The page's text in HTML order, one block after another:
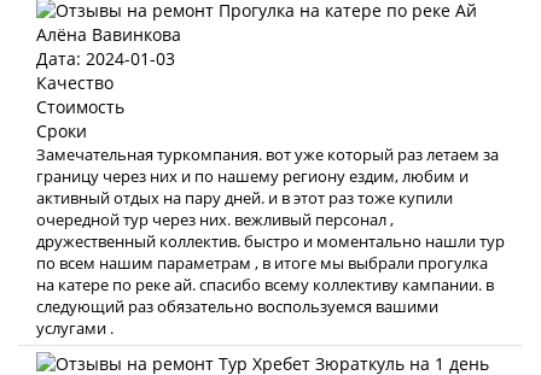
Алёна Вавинкова
Дата: 2024-01-03
Качество
Стоимость
Сроки
Замечательная туркомпания. вот уже который раз летаем за
границу через них и по нашему региону ездим, любим и
активный отдых на пару дней. и в этот раз тоже купили
очередной тур через них. вежливый персонал ,
дружественный коллектив. быстро и моментально нашли тур
по всем нашим параметрам , в итоге мы выбрали прогулка
на катере по реке ай. спасибо всему коллективу кампании. в
следующий раз обязательно воспользуемся вашими
услугами .